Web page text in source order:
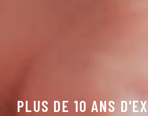
PLUS DE 10 ANS